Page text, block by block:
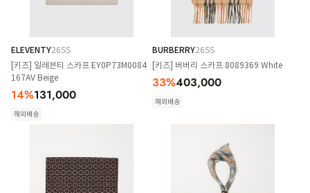
ELEVENTY26SS
[키즈] 일레븐티 스카프 EY0P73M0084
167AV Beige
14%131,000
해외배송
BURBERRY26SS
[키즈] 버버리 스카프 8089369 White
33%403,000
해외배송